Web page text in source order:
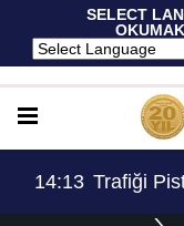
SELECT
Hapsi, 2 Milyon
13:53 Trafik